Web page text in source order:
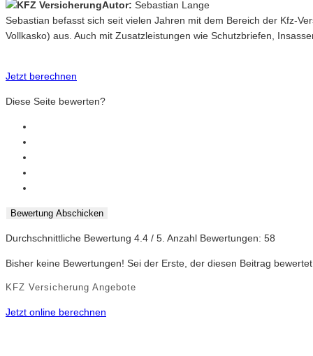
Autor: Sebastian Lange
Sebastian befasst sich seit vielen Jahren mit dem Bereich der Kfz-
Vollkasko) aus. Auch mit Zusatzleistungen wie Schutzbriefen,
Jetzt berechnen
Diese Seite bewerten?
Bewertung Abschicken
Durchschnittliche Bewertung 4.4 / 5. Anzahl Bewertungen: 58
Bisher keine Bewertungen! Sei der Erste, der diesen Beitrag
KFZ Versicherung Angebote
Jetzt online berechnen